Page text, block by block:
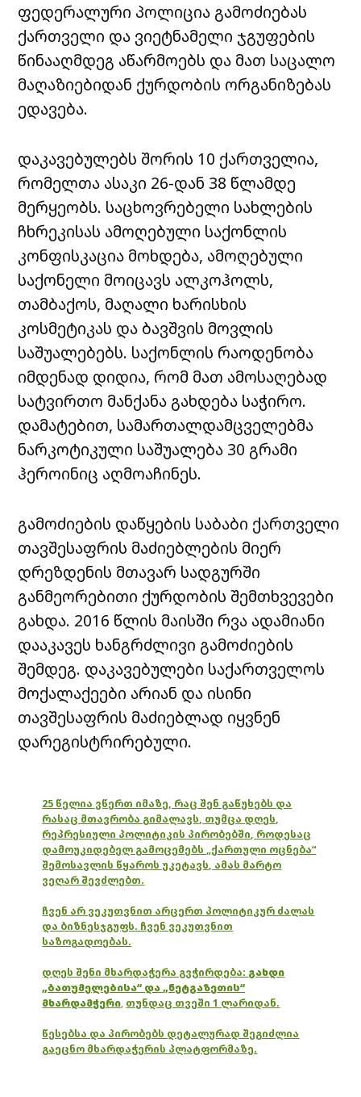
ფედერალური პოლიცია გამოძიებას
ქართველი და ვიეტნამელი ჯგუფების
წინააღმდეგ აწარმოებს და მათ საცალო
მაღაზიებიდან ქურდობის ორგანიზებას
ედავება.
დაკავებულებს შორის 10 ქართველია,
რომელთა ასაკი 26-დან 38 წლამდე
მერყეობს. საცხოვრებელი სახლების
ჩხრეკისას ამოღებული საქონლის
კონფისკაცია მოხდება, ამოღებული
საქონელი მოიცავს ალკოჰოლს,
თამბაქოს, მაღალი ხარისხის
კოსმეტიკას და ბავშვის მოვლის
საშუალებებს. საქონლის რაოდენობა
იმდენად დიდია, რომ მათ ამოსაღებად
სატვირთო მანქანა გახდება საჭირო.
დამატებით, სამართალდამცველებმა
ნარკოტიკული საშუალება 30 გრამი
ჰეროინიც აღმოაჩინეს.
გამოძიების დაწყების საბაბი ქართველი
თავშესაფრის მაძიებლების მიერ
დრეზდენის მთავარ სადგურში
განმეორებითი ქურდობის შემთხვევები
გახდა. 2016 წლის მაისში რვა ადამიანი
დააკავეს ხანგრძლივი გამოძიების
შემდეგ. დაკავებულები საქართველოს
მოქალაქეები არიან და ისინი
თავშესაფრის მაძიებლად იყვნენ
დარეგისტრირებული.
25 წელია ვწერთ იმაზე, რაც შენ გაწუხებს და
რასაც მთავრობა გიმალავს, თუმცა დღეს,
რეპრესიული პოლიტიკის პირობებში, როდესაც
დამოუკიდებელ გამოცემებს „ქართული ოცნება“
შემოსავლის წყაროს უკეტავს, ამას მარტო
ვეღარ შევძლებთ.
ჩვენ არ ვეკუთვნით არცერთ პოლიტიკურ ძალას
და ბიზნესჯგუფს. ჩვენ ვეკუთვნით
საზოგადოებას.
დღეს შენი მხარდაჭერა გვჭირდება: გახდი
„ბათუმელებისა“ და „ნეტგაზეთის“
მხარდამჭერი, თუნდაც თვეში 1 ლარიდან.
წესებსა და პირობებს დეტალურად შეგიძლია
გაეცნო მხარდაჭერის პლატფორმაზე.